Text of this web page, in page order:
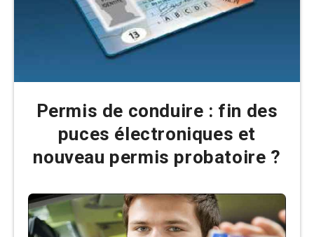
Permis de conduire : fin des
puces électroniques et
nouveau permis probatoire ?